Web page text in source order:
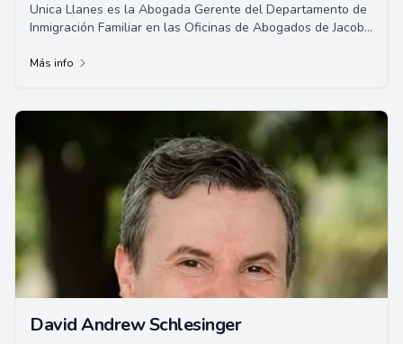
Unica Llanes es la Abogada Gerente del Departamento de
Inmigración Familiar en las Oficinas de Abogados de Jacob
Más info
David Andrew Schlesinger